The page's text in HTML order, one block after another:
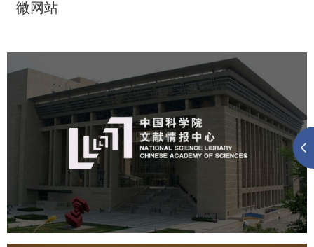
微网站
中国科学院文献情报中心
网站建设 虚拟展厅
数字博物馆建设
展厅空间设计
产品展厅设计